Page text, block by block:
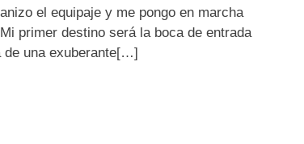
el equipaje y me pongo en marcha
primer destino será la boca de entrada
de una exuberante[…]